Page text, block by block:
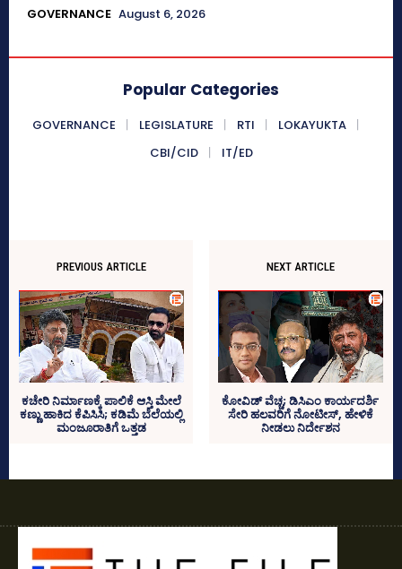
GOVERNANCE August 6, 2026
Popular Categories
GOVERNANCE LEGISLATURE RTI
LOKAYUKTA
CBI/CID
IT/ED
PREVIOUS ARTICLE
ಕಚೇರಿ ನಿರ್ಮಾಣಕ್ಕೆ ಪಾಲಿಕೆ ಆಸ್ತಿ ಮೇಲೆ
ಕಣ್ಣು ಹಾಕಿದ ಕೆಪಿಸಿಸಿ; ಕಡಿಮೆ ಬೆಲೆಯಲ್ಲಿ
ಮಂಜೂರಾತಿಗೆ ಒತ್ತಡ
NEXT ARTICLE
ಕೋವಿಡ್‌ ವೆಚ್ಚ; ಡಿಸಿಎಂ ಕಾರ್ಯದರ್ಶಿ
ಸೇರಿ ಹಲವರಿಗೆ ನೋಟೀಸ್‌, ಹೇಳಿಕೆ
ನೀಡಲು ನಿರ್ದೇಶನ